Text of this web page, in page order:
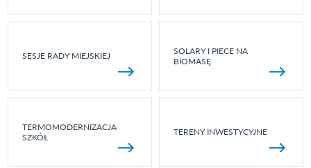
SESJE RADY MIEJSKIEJ
SOLARY I PIECE NA
BIOMASĘ
TERMOMODERNIZACJA
SZKÓŁ
TERENY INWESTYCYJNE